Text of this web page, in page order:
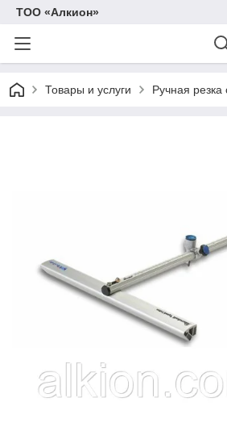
ТОО «Алкион»
Товары и услуги Ручная резка